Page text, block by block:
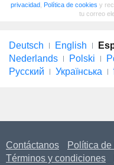
privacidad, Política de cookies y
tu correo
Deutsch English
Nederlands
Polski
Русский
Українська
Contáctanos
Política
Términos y condiciones